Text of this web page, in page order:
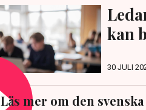
kan
30 JULI
Läs mer om den